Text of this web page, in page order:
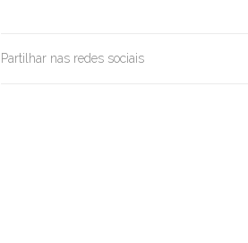
Partilhar nas redes sociais